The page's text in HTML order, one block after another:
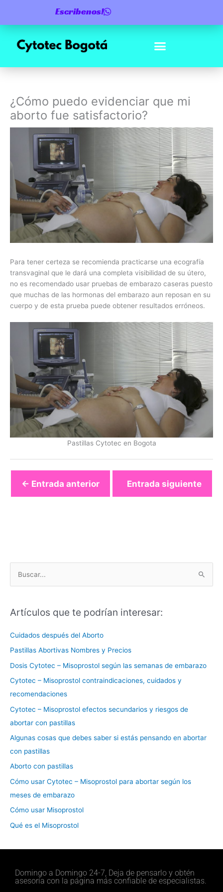
contenido
Escribenos!
¿Cómo puedo evidenciar que mi
aborto fue satisfactorio?
Para tener certeza se recomienda practicarse una ecografía
transvaginal que le dará una completa visibilidad de su útero,
no es recomendado usar pruebas de embarazo caseras puesto
que muchas de las hormonas del embarazo aun reposan en su
cuerpo y de esta prueba puede obtener resultados erróneos.
Pastillas Cytotec en Bogota
← Entrada anterior
Entrada siguiente
c
o
r
:
Artículos que te podrían interesar:
Cuidados después del Aborto
Pastillas Abortivas Nombres y Precios
Dosis Cytotec – Misoprostol según las semanas de embarazo
Cytotec – Misoprostol contraindicaciones, cuidados y
recomendaciones
Cytotec – Misoprostol efectos secundarios y riesgos de
abortar con pastillas
Algunas cosas que debes saber si estás pensando en abortar
con pastillas
Aborto con pastillas
Cómo usar Cytotec – Misoprostol para abortar según los
meses de embarazo
Cómo usar Misoprostol
Qué es el Misoprostol
Domingo a Domingo 24-7, Deja de pensarlo y obtén
asesoría con la página más confiable de especialistas.